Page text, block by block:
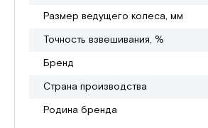
Размер ведущего колеса, мм
Точность взвешивания, %
Бренд
Страна производства
Родина бренда